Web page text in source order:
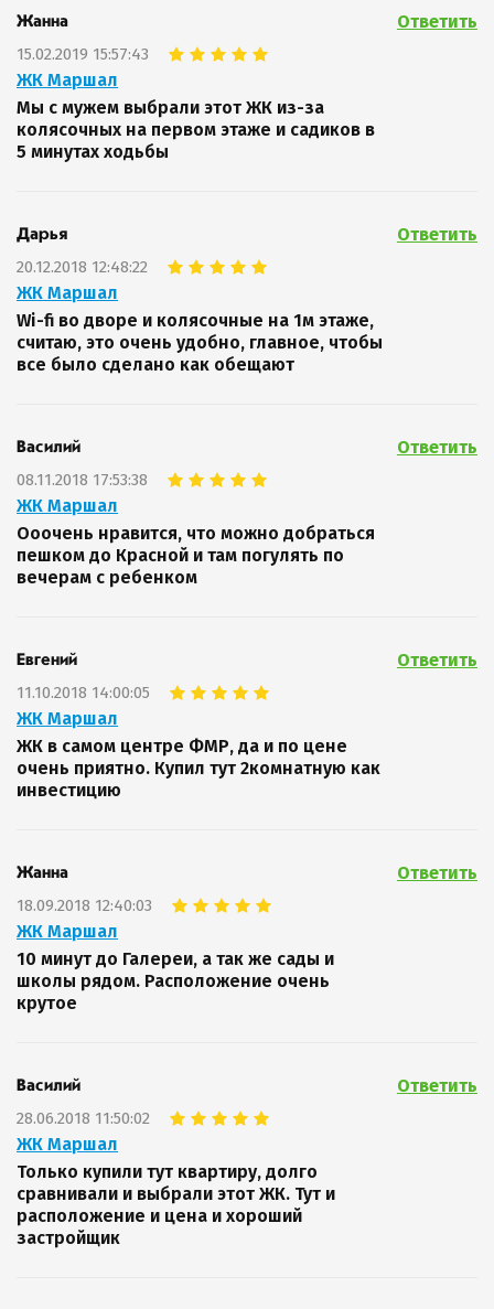
Жанна
15.02.2019 15:57:43
ЖК Маршал
Ответить
Мы с мужем выбрали этот ЖК из-за
колясочных на первом этаже и садиков в
5 минутах ходьбы
Дарья
20.12.2018 12:48:22
ЖК Маршал
Ответить
Wi-fi во дворе и колясочные на 1м этаже,
считаю, это очень удобно, главное, чтобы
все было сделано как обещают
Василий
08.11.2018 17:53:38
ЖК Маршал
Ответить
Ооочень нравится, что можно добраться
пешком до Красной и там погулять по
вечерам с ребенком
Евгений
11.10.2018 14:00:05
ЖК Маршал
Ответить
ЖК в самом центре ФМР, да и по цене
очень приятно. Купил тут 2комнатную как
инвестицию
Жанна
18.09.2018 12:40:03
ЖК Маршал
Ответить
10 минут до Галереи, а так же сады и
школы рядом. Расположение очень
крутое
Василий
28.06.2018 11:50:02
ЖК Маршал
Ответить
Только купили тут квартиру, долго
сравнивали и выбрали этот ЖК. Тут и
расположение и цена и хороший
застройщик